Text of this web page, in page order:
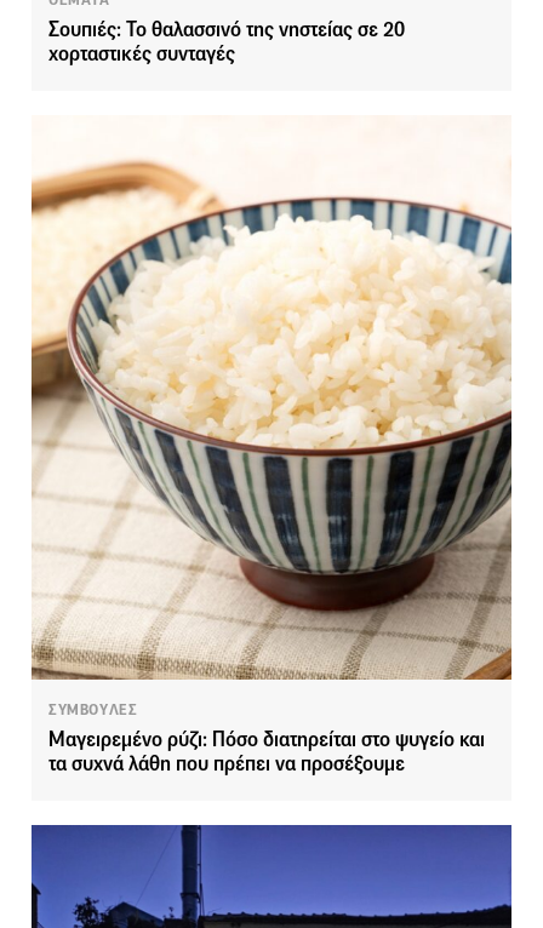
Σουπιές: Το θαλασσινό της νηστείας σε 20
χορταστικές συνταγές
ΣΥΜΒΟΥΛΕΣ
Μαγειρεμένο ρύζι: Πόσο διατηρείται στο ψυγείο και
τα συχνά λάθη που πρέπει να προσέξουμε